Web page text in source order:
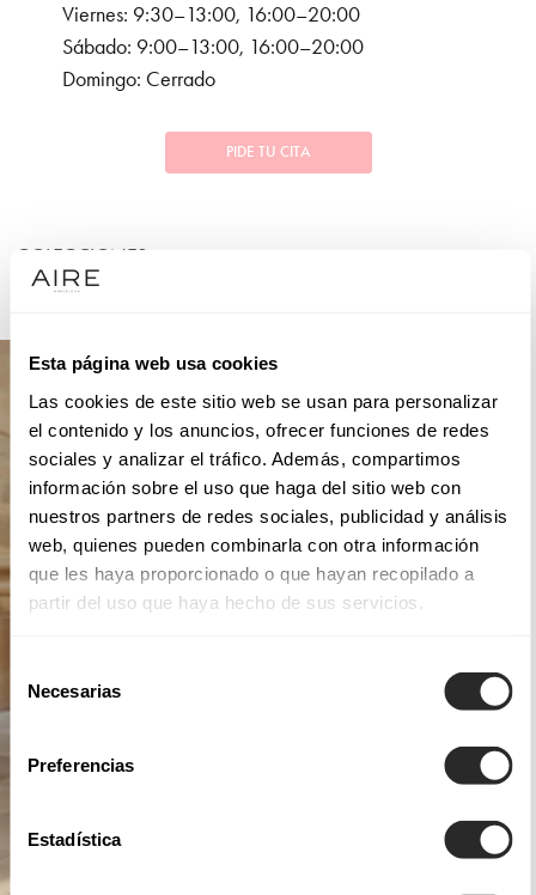
Esta página web usa cookies
Las cookies de este sitio web se usan para personalizar
el contenido y los anuncios, ofrecer funciones de redes
sociales y analizar el tráfico. Además, compartimos
información sobre el uso que haga del sitio web con
nuestros partners de redes sociales, publicidad y análisis
web, quienes pueden combinarla con otra información
que les haya proporcionado o que hayan recopilado a
partir del uso que haya hecho de sus servicios.
Necesarias
Preferencias
Estadística
Viernes: 9:30–13:00, 16:00–20:00
Sábado: 9:00–13:00, 16:00–20:00
Domingo: Cerrado
PIDE TU CITA
COLECCIONES